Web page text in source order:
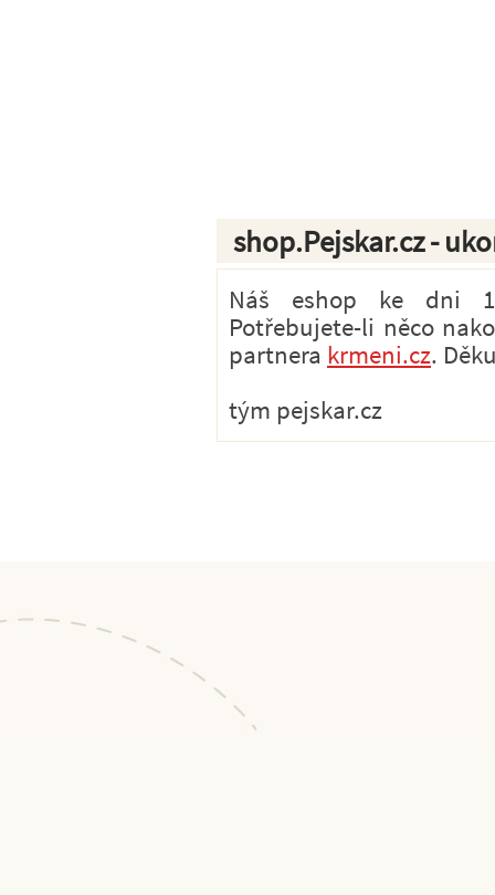
shop.Pejskar.cz -
Náš eshop ke dni
Potřebujete-li něco
partnera krmeni.cz.
tým pejskar.cz